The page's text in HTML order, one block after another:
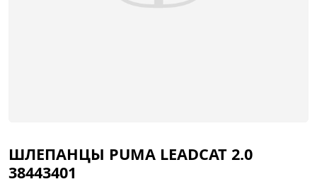
ШЛЕПАНЦЫ PUMA LEADCAT 2.0
38443401